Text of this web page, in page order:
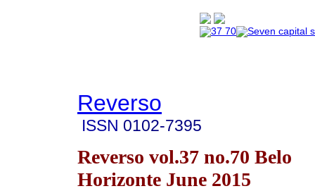
Reverso
ISSN 0102-7395
Reverso vol.37 no.70 Belo
Horizonte June 2015